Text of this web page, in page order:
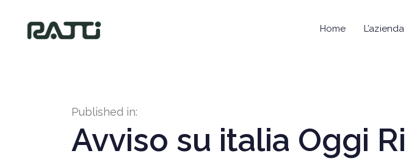
Home L’azienda
Published in:
Avviso su italia Oggi